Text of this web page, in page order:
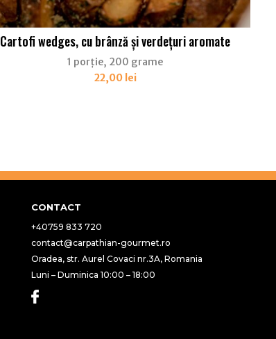
Cartofi wedges, cu brânză și verdețuri aromate
1 porție, 200 grame
22,00 lei
CONTACT
+40759 833 720
contact@carpathian-gourmet.ro
Oradea, str. Aurel Covaci nr.3A, Romania
Luni – Duminica 10:00 – 18:00